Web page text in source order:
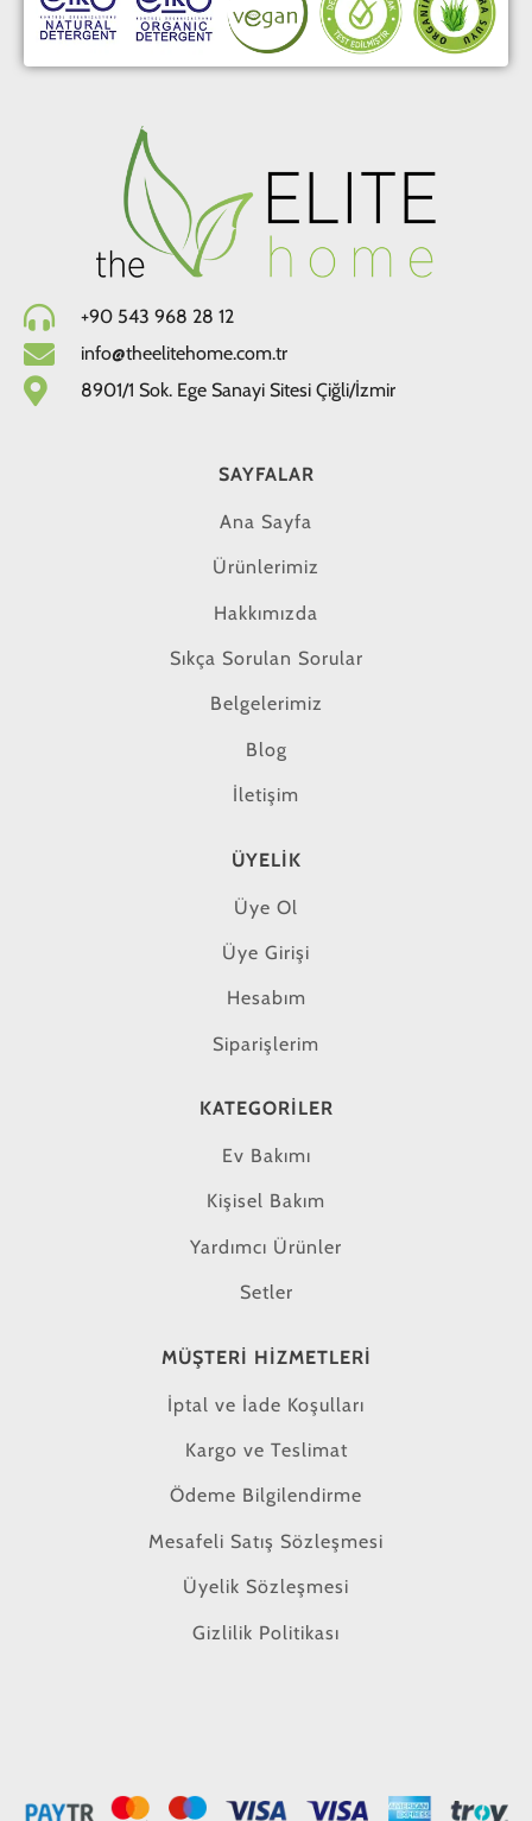
+90 543 968 28 12
info@theelitehome.com.tr
8901/1 Sok. Ege Sanayi Sitesi Çiğli/İzmir
SAYFALAR
Ana Sayfa
Ürünlerimiz
Hakkımızda
Sıkça Sorulan Sorular
Belgelerimiz
Blog
İletişim
ÜYELIK
Üye Ol
Üye Girişi
Hesabım
Siparişlerim
KATEGORILER
Ev Bakımı
Kişisel Bakım
Yardımcı Ürünler
Setler
MÜŞTERI HIZMETLERI
İptal ve İade Koşulları
Kargo ve Teslimat
Ödeme Bilgilendirme
Mesafeli Satış Sözleşmesi
Üyelik Sözleşmesi
Gizlilik Politikası